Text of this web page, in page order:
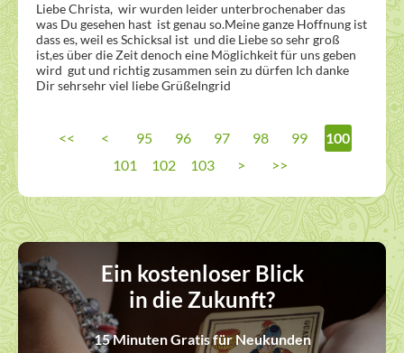
Liebe Christa,  wir wurden leider unterbrochenaber das
was Du gesehen hast  ist genau so.Meine ganze Hoffnung ist
dass es, weil es Schicksal ist  und die Liebe so sehr groß
ist,es über die Zeit denoch eine Möglichkeit für uns geben
wird  gut und richtig zusammen sein zu dürfen Ich danke
Dir sehrsehr viel liebe GrüßeIngrid
<< < 95 96 97 98 99
100
101
102 103 > >>
Ein kostenloser Blick
in die Zukunft?
15 Minuten Gratis für Neukunden